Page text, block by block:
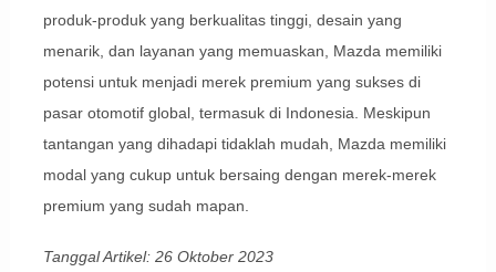
produk-produk yang berkualitas tinggi, desain yang
menarik, dan layanan yang memuaskan, Mazda memiliki
potensi untuk menjadi merek premium yang sukses di
pasar otomotif global, termasuk di Indonesia. Meskipun
tantangan yang dihadapi tidaklah mudah, Mazda memiliki
modal yang cukup untuk bersaing dengan merek-merek
premium yang sudah mapan.
Tanggal Artikel: 26 Oktober 2023